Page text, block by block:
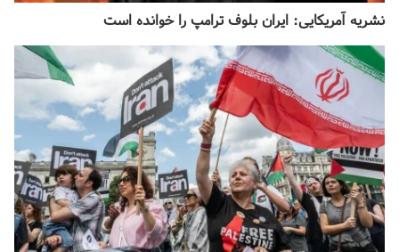
نشریه آمریکایی: ایران بلوف ترامپ را خوانده است